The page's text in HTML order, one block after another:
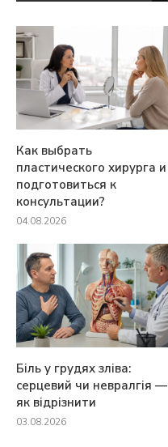
Как выбрать
пластического хирурга и
подготовиться к
консультации?
04.08.2026
Біль у грудях зліва:
серцевий чи невралгія —
як відрізнити
03.08.2026